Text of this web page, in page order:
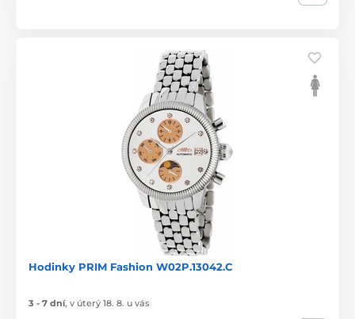
Hodinky PRIM Fashion W02P.13042.C
3 - 7 dní, v úterý 18. 8. u vás